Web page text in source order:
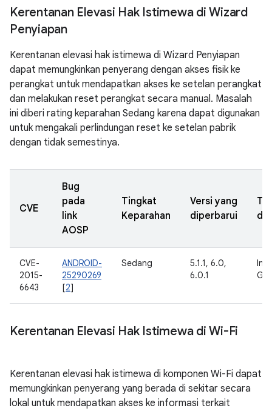
Kerentanan Elevasi Hak Istimewa di Wizard
Penyiapan
Kerentanan elevasi hak istimewa di Wizard Penyiapan
dapat memungkinkan penyerang dengan akses fisik ke
perangkat untuk mendapatkan akses ke setelan perangkat
dan melakukan reset perangkat secara manual. Masalah
ini diberi rating keparahan Sedang karena dapat digunakan
untuk mengakali perlindungan reset ke setelan pabrik
dengan tidak semestinya.
CVE
Bug
pada
link
AOSP
Tingkat
Keparahan
Versi yang
diperbarui
CVE-
2015-
6643
ANDROID-
25290269
[2]
Sedang
5.1.1, 6.0,
6.0.1
Kerentanan Elevasi Hak Istimewa di Wi-Fi
Kerentanan elevasi hak istimewa di komponen Wi-Fi dapat
memungkinkan penyerang yang berada di sekitar secara
lokal untuk mendapatkan akses ke informasi terkait